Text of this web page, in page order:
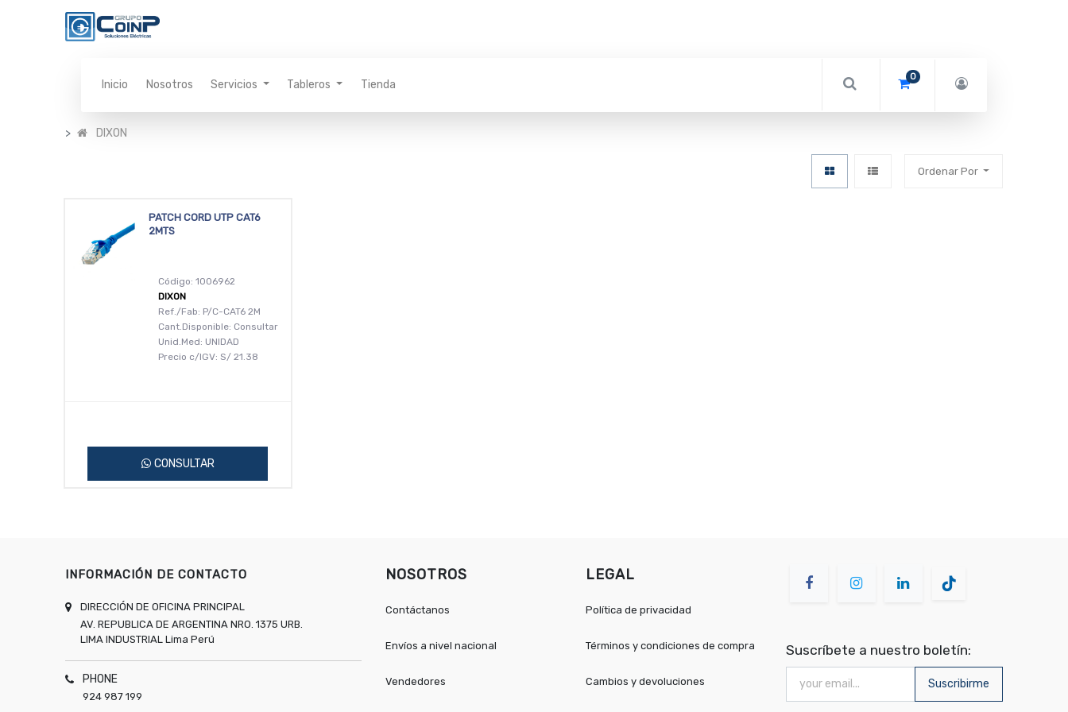
Inicio Nosotros Servicios Tableros Tienda
0
DIXON
Ordenar Por
PATCH CORD UTP CAT6
2MTS
Código: 1006962
DIXON
Ref./Fab: P/C-CAT6 2M
Cant.Disponible: Consultar
Unid.Med: UNIDAD
Precio c/IGV: S/ 21.38
CONSULTAR
INFORMACIÓN DE CONTACTO
DIRECCIÓN DE OFICINA PRINCIPAL
AV. REPUBLICA DE ARGENTINA NRO. 1375 URB.
LIMA INDUSTRIAL Lima Perú
PHONE
924 987 199
NOSOTROS
Contáctanos
Envíos a nivel nacional
Vendedores
LEGAL
Política de privacidad
Términos y condiciones de compra
Cambios y devoluciones
Suscríbete a nuestro boletín:
Suscribirme